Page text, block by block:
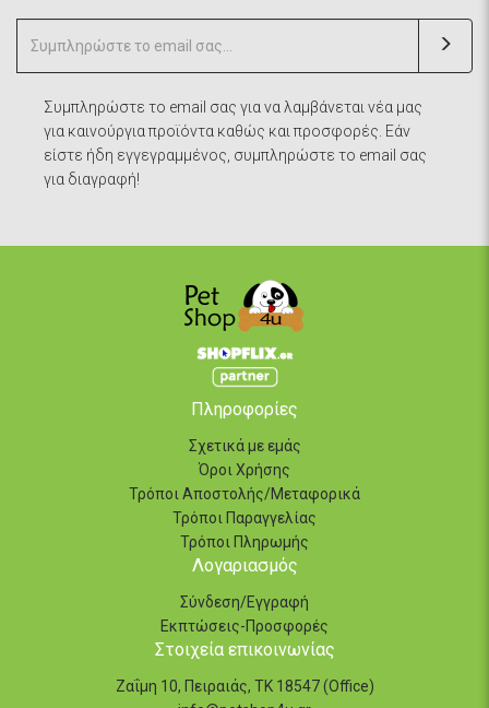
Συμπληρώστε το email σας για να λαμβάνεται νέα μας
για καινούργια προϊόντα καθώς και προσφορές. Εάν
είστε ήδη εγγεγραμμένος, συμπληρώστε το email σας
για διαγραφή!
Πληροφορίες
Σχετικά με εμάς
Όροι Χρήσης
Τρόποι Αποστολής/Μεταφορικά
Τρόποι Παραγγελίας
Τρόποι Πληρωμής
Λογαριασμός
Σύνδεση/Εγγραφή
Εκπτώσεις-Προσφορές
Στοιχεία επικοινωνίας
Ζαΐμη 10, Πειραιάς, ΤΚ 18547 (Office)